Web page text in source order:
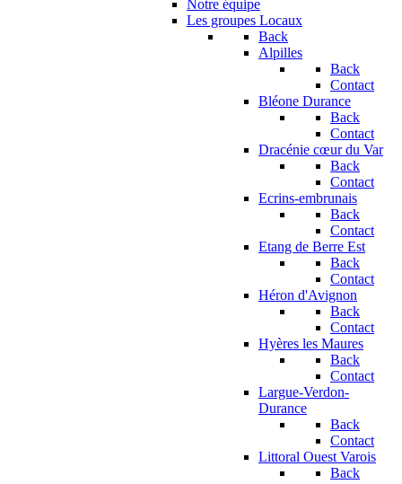
Notre équipe
Les groupes Locaux
Back
Alpilles
Back
Contact
Bléone Durance
Back
Contact
Dracénie cœur du Var
Back
Contact
Ecrins-embrunais
Back
Contact
Etang de Berre Est
Back
Contact
Héron d'Avignon
Back
Contact
Hyères les Maures
Back
Contact
Largue-Verdon-
Durance
Back
Contact
Littoral Ouest Varois
Back